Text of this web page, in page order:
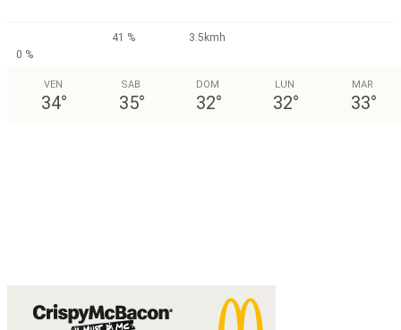
41 %
3.5kmh
0 %
VEN
34°
SAB
35°
DOM
32°
LUN
32°
MAR
33°